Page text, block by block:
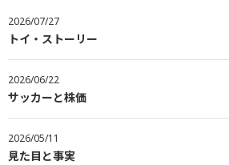
2026/07/27
トイ・ストーリー
2026/06/22
サッカーと株価
2026/05/11
見た目と事実